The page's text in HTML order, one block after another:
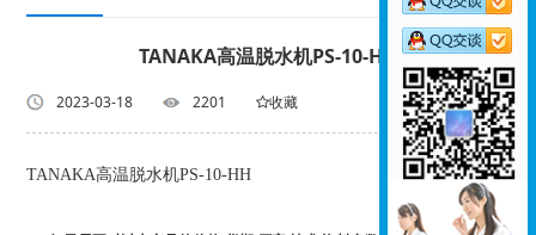
TANAKA高温脱水机PS-10-HH
2023-03-18 2201 收藏 返回列表
TANAKA高温脱水机PS-10-HH